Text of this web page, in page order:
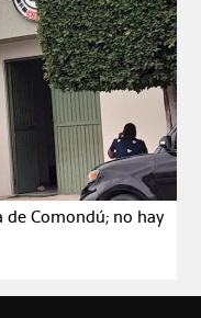
Comondú; no hay